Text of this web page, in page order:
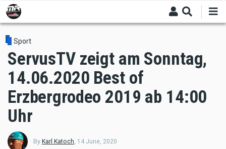
Skip
to
main
content
Sport
ServusTV zeigt am Sonntag,
14.06.2020 Best of
Erzbergrodeo 2019 ab 14:00
Uhr
By Karl Katoch 14 June, 2020